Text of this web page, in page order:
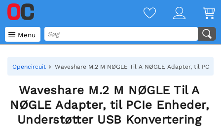
 Menu
Opencircuit Waveshare M.2 M NØGLE Til A NØGLE Adapter, til PCIe
Waveshare M.2 M NØGLE Til A
NØGLE Adapter, til PCIe Enheder,
Understøtter USB Konvertering